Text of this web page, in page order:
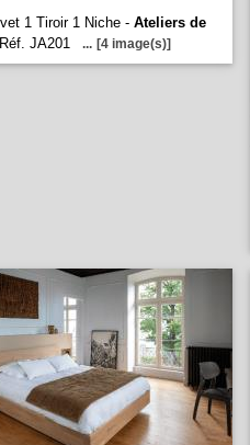
1 Tiroir 1 Niche - Ateliers de
Réf. JA201 ... [4 image(s)]